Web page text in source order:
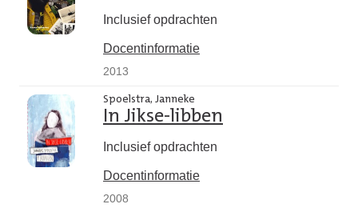
Inclusief opdrachten
Docentinformatie
2013
Spoelstra, Janneke
In Jikse-libben
Inclusief opdrachten
Docentinformatie
2008